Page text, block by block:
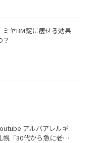
ミヤBM錠に痩せる効果
アルバアレルギ
幌「30代から急に老け